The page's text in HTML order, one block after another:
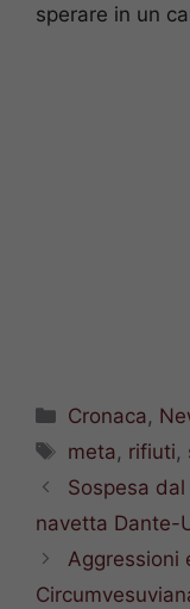
sperare in un
Categorie
Cronaca,
Tag
meta, rifiuti,
Sospesa
navetta Dante-
Aggressioni